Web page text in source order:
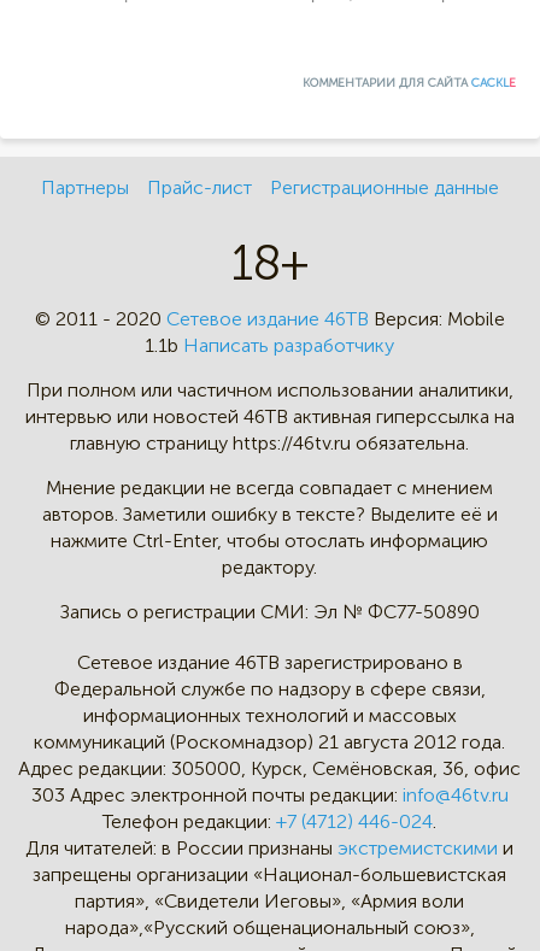
КОММЕНТАРИИ ДЛЯ САЙТАCACKLE
Партнеры Прайс-лист Регистрационные данные
18+
© 2011 - 2020 Сетевое издание 46ТВ Версия: Mobile
1.1b Написать разработчику
При полном или частичном использовании аналитики,
интервью или новостей 46TB активная гиперссылка на
главную страницу https://46tv.ru обязательна.
Мнение редакции не всегда совпадает с мнением
авторов. Заметили ошибку в тексте? Выделите её и
нажмите Ctrl-Enter, чтобы отослать информацию
редактору.
Запись о регистрации СМИ: Эл № ФС77-50890
Сетевое издание 46ТВ зарегистрировано в
Федеральной службе по надзору в сфере связи,
информационных технологий и массовых
коммуникаций (Роскомнадзор) 21 августа 2012 года.
Адрес редакции: 305000, Курск, Семёновская, 36, офис
303 Адрес электронной почты редакции: info@46tv.ru
Телефон редакции: +7 (4712) 446-024
Для читателей: в России признаныэкстремистскими и
запрещены организации «Национал-большевистская
партия», «Свидетели Иеговы», «Армия воли
народа»,«Русский общенациональный союз»,